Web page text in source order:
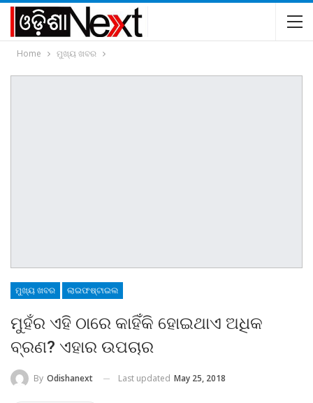
Home ମୁଖ୍ୟ ଖବର
ମୁଖ୍ୟ ଖବର ଲାଇଫଷ୍ଟାଇଲ
ମୁହଁର ଏହି ଠାରେ କାହିଁକି ହୋଇଥାଏ ଅଧିକ
ବ୍ରଣ? ଏହାର ଉପଚାର
By Odishanext Last updated May 25, 2018